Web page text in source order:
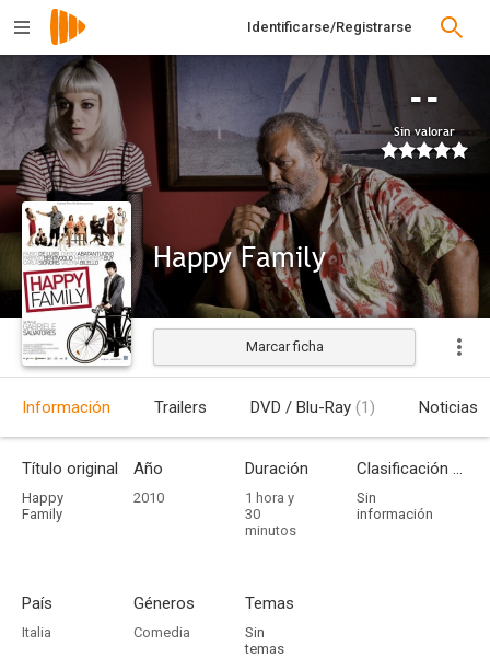
Identificarse/Registrarse
--
Sin valorar
Happy Family
Estrenada
Marcar ficha
Información Trailers DVD / Blu-Ray (1) Noticias
Título original
Happy
Family
Año
2010
Duración
1 hora y
30
minutos
Clasificación por edades
Sin
información
País
Italia
Géneros
Comedia
Temas
Sin
temas